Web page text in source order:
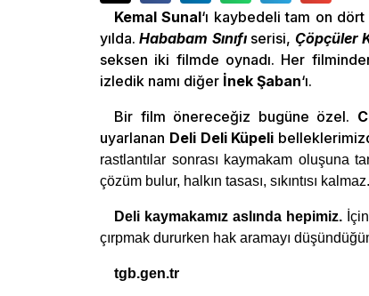
Kemal Sunal‘ı kaybedeli tam on
yılda.Hababam Sınıfı serisi, Çöpçüler
seksen iki filmde oynadı. Her
izledik namı diğer İnek Şaban‘ı.
Bir film önereceğiz bugüne özel.
uyarlanan Deli Deli Küpeli
rastlantılar sonrası kaymakam oluşuna
çözüm bulur, halkın tasası, sıkıntısı kalmaz.
Deli kaymakamız aslında hepimiz.
çırpmak dururken hak aramayı
tgb.gen.tr